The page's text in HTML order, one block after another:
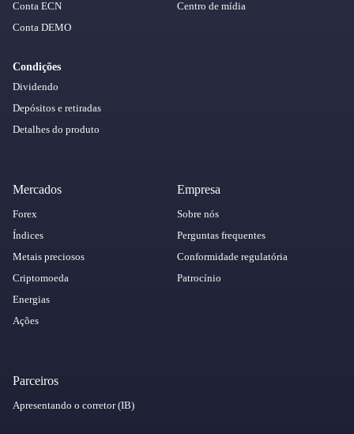
Conta ECN
Conta DEMO
Condições
Dividendo
Depósitos e retiradas
Detalhes do produto
Centro de mídia
Mercados
Forex
Índices
Metais preciosos
Criptomoeda
Energias
Ações
Empresa
Sobre nós
Perguntas frequentes
Conformidade regulatória
Patrocínio
Parceiros
Apresentando o corretor (IB)